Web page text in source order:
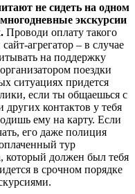
не сидеть на одном
экскурсии
Проводи оплату такого
агрегатор – в случае
на поддержку
поездки
ситуациях придется
если ты общаешься с
других контактов у тебя
ему на карту. Если
его даже полиция
тур
который должен был тебя
в срочном порядке